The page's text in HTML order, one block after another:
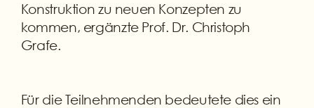
Konstruktion zu neuen Konzepten zu
kommen, ergänzte Prof. Dr. Christoph
Grafe.
Für die Teilnehmenden bedeutete dies ein